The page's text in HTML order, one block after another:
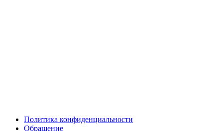
Политика конфиденциальности
Обращение